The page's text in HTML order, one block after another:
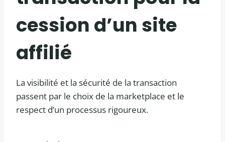
cession d’un site
affilié
La visibilité et la sécurité de la transaction
passent par le choix de la marketplace et le
respect d’un processus rigoureux.